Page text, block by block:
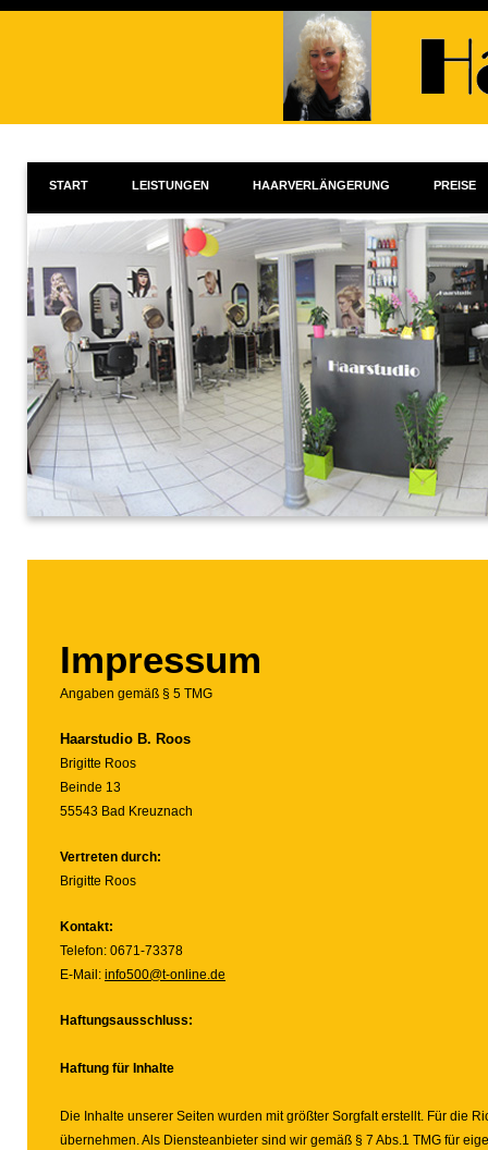
START LEISTUNGEN HAARVERLÄNGERUNG PREISE
Impressum
Angaben gemäß § 5 TMG
Haarstudio B. Roos
Brigitte Roos
Beinde 13
55543 Bad Kreuznach
Vertreten durch:
Brigitte Roos
Kontakt:
Telefon: 0671-73378
E-Mail: info500@t-online.de
Haftungsausschluss:
Haftung für Inhalte
Die Inhalte unserer Seiten wurden mit größter Sorgfalt erstellt. Für die
übernehmen. Als Diensteanbieter sind wir gemäß § 7 Abs.1 TMG für